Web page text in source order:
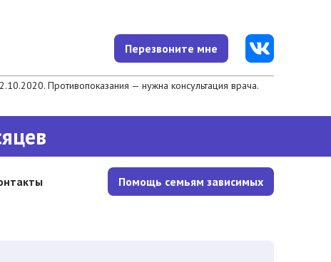
Перезвоните мне
Противопоказания — нужна консультация врача.
Помощь семьям зависимых